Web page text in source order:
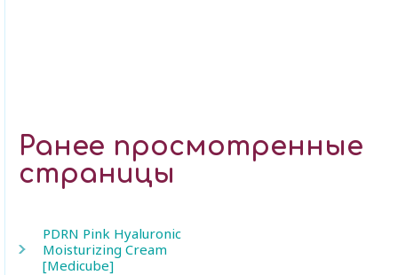
Ранее просмотренные
страницы
PDRN Pink Hyaluronic
Moisturizing Cream
[Medicube]